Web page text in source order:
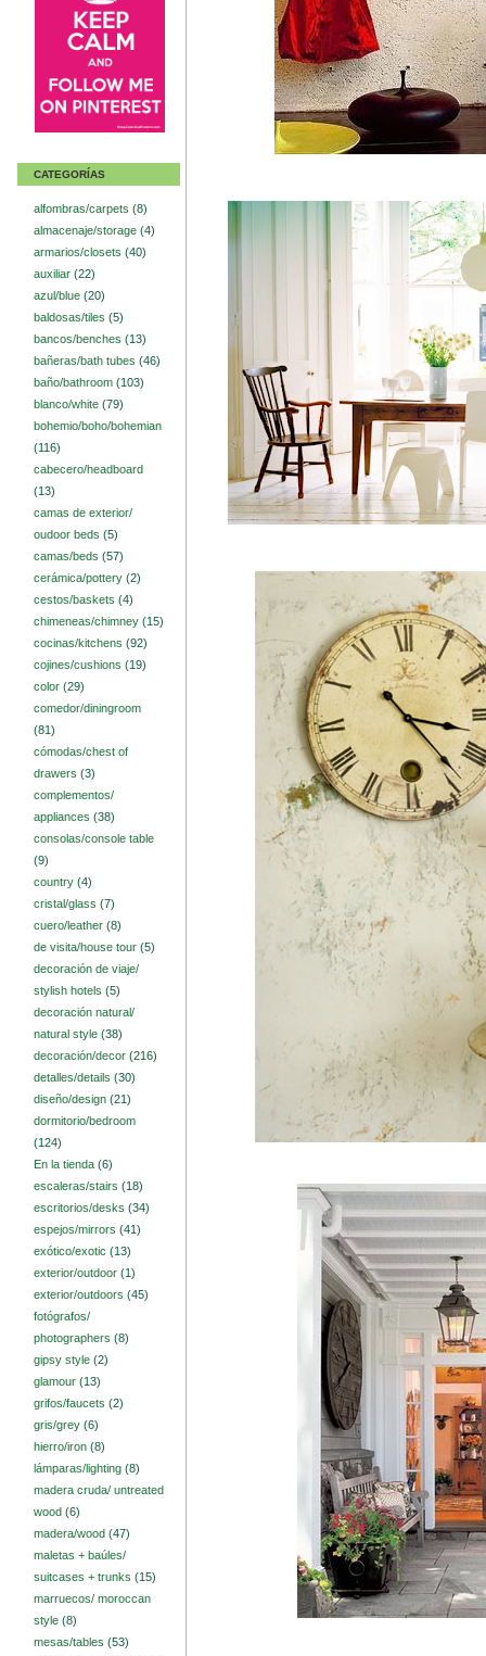
CATEGORÍAS
alfombras/carpets (8)
almacenaje/storage (4)
armarios/closets (40)
auxiliar (22)
azul/blue (20)
baldosas/tiles (5)
bancos/benches (13)
bañeras/bath tubes (46)
baño/bathroom (103)
blanco/white (79)
bohemio/boho/bohemian
(116)
cabecero/headboard
(13)
camas de exterior/
oudoor beds (5)
camas/beds (57)
cerámica/pottery (2)
cestos/baskets (4)
chimeneas/chimney (15)
cocinas/kitchens (92)
cojines/cushions (19)
color (29)
comedor/diningroom
(81)
cómodas/chest of
drawers (3)
complementos/
appliances (38)
consolas/console table
(9)
country (4)
cristal/glass (7)
cuero/leather (8)
de visita/house tour (5)
decoración de viaje/
stylish hotels (5)
decoración natural/
natural style (38)
decoración/decor (216)
detalles/details (30)
diseño/design (21)
dormitorio/bedroom
(124)
En la tienda (6)
escaleras/stairs (18)
escritorios/desks (34)
espejos/mirrors (41)
exótico/exotic (13)
exterior/outdoor (1)
exterior/outdoors (45)
fotógrafos/
photographers (8)
gipsy style (2)
glamour (13)
grifos/faucets (2)
gris/grey (6)
hierro/iron (8)
lámparas/lighting (8)
madera cruda/ untreated
wood (6)
madera/wood (47)
maletas + baúles/
suitcases + trunks (15)
marruecos/ moroccan
style (8)
mesas/tables (53)